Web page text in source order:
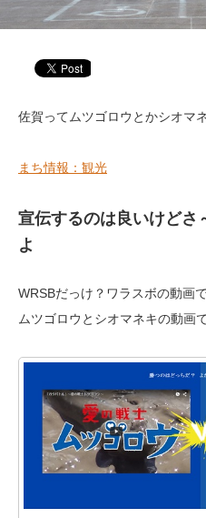
佐賀ってムツゴロウとかシオマ
まち情報：観光
宣伝するのは良いけどさ
よ
WRSBだっけ？ワラスボの動画
ムツゴロウとシオマネキの動画